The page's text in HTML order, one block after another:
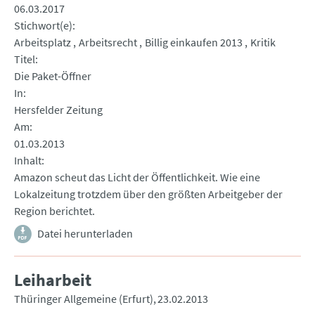
06.03.2017
Stichwort(e)
Arbeitsplatz Arbeitsrecht Billig einkaufen 2013
Kritik
Titel
Die Paket-Öffner
In
Hersfelder Zeitung
Am
01.03.2013
Inhalt
Amazon scheut das Licht der Öffentlichkeit. Wie eine
Lokalzeitung trotzdem über den größten Arbeitgeber der
Region berichtet.
Datei herunterladen
Leiharbeit
Thüringer Allgemeine (Erfurt) 23.02.2013